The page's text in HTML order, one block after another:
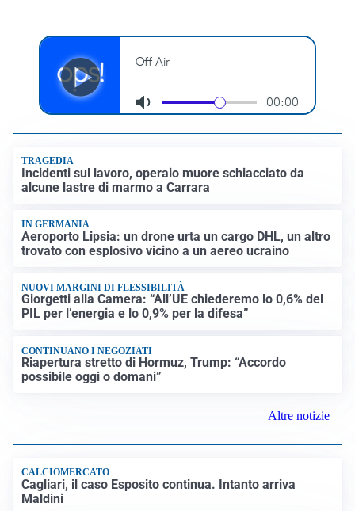
TRAGEDIA
Incidenti sul lavoro, operaio muore schiacciato da
alcune lastre di marmo a Carrara
IN GERMANIA
Aeroporto Lipsia: un drone urta un cargo DHL, un altro
trovato con esplosivo vicino a un aereo ucraino
NUOVI MARGINI DI FLESSIBILITÀ
Giorgetti alla Camera: “All’UE chiederemo lo 0,6% del
PIL per l’energia e lo 0,9% per la difesa”
CONTINUANO I NEGOZIATI
Riapertura stretto di Hormuz, Trump: “Accordo
possibile oggi o domani”
Altre notizie
CALCIOMERCATO
Cagliari, il caso Esposito continua. Intanto arriva
Maldini